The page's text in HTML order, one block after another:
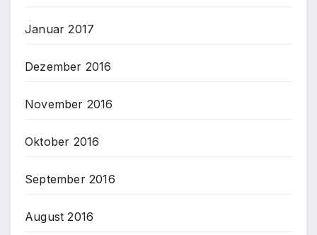
Januar 2017
Dezember 2016
November 2016
Oktober 2016
September 2016
August 2016